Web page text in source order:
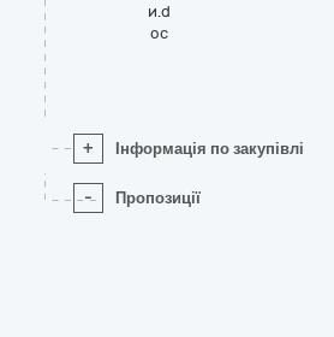
и.d
oc
+ Інформація по закупівлі
- Пропозиції